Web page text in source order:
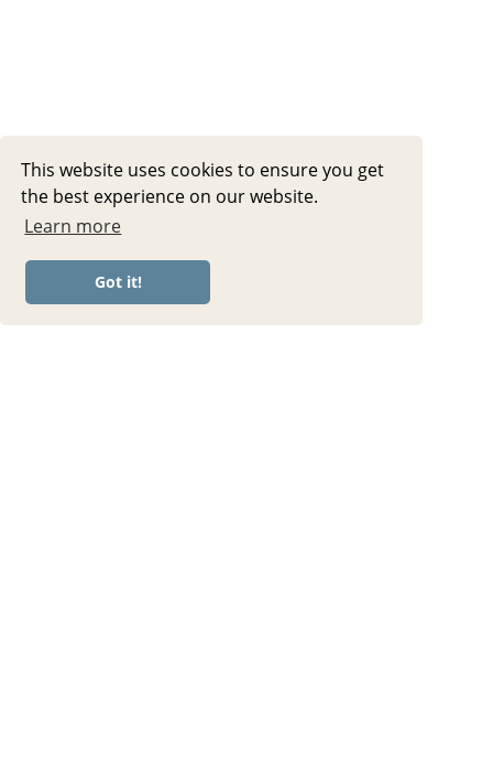
This website uses cookies to ensure you get
the best experience on our website.
Learn more
Got it!